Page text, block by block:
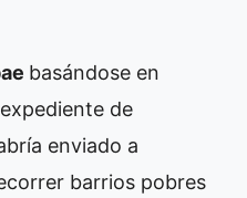
basándose en
de
enviado a
barrios pobres